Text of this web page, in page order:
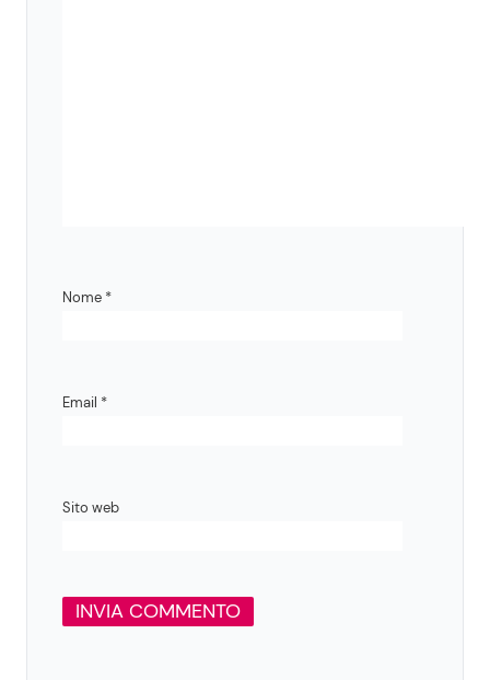
Nome *
Email *
Sito web